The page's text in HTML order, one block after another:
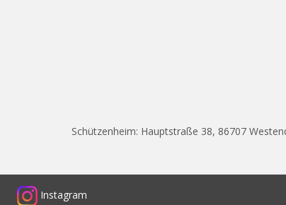
Schützenheim: Hauptstraße 38, 86707
Instagram